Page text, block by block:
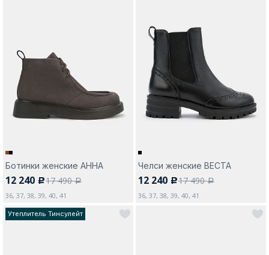
Ботинки женские АННА
12 240 c17 490a
36, 37, 38, 39, 40, 41
Челси женские ВЕСТА
12 240 c17 490a
36, 37, 38, 39, 40, 41
Утеплитель Тинсулейт